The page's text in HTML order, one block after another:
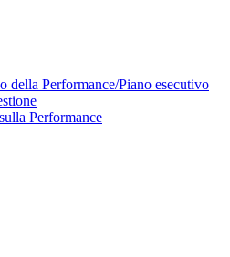
della Performance/Piano esecutivo
Performance